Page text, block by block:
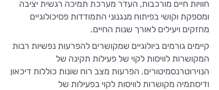
חוויות חיים מורכבות, העדר מערכת תמיכה רגשית יציבה
ומספקת וקושי בפיתוח מנגנוני התמודדות פסיכולוגיים
מחזקים ויעילים לאורך שנות החיים.
קיימים גורמים ביולוגיים שמקושרים להפרעות נפשיות רבות
המקושרות לוויסות לקוי של פעילות תקינה של
הנוירוטרנסמיטורים. הפרעות מצב רוח שונות כוללות דיכאון
ודיסתמיה מקושרות לוויסות לקוי בפעילות של